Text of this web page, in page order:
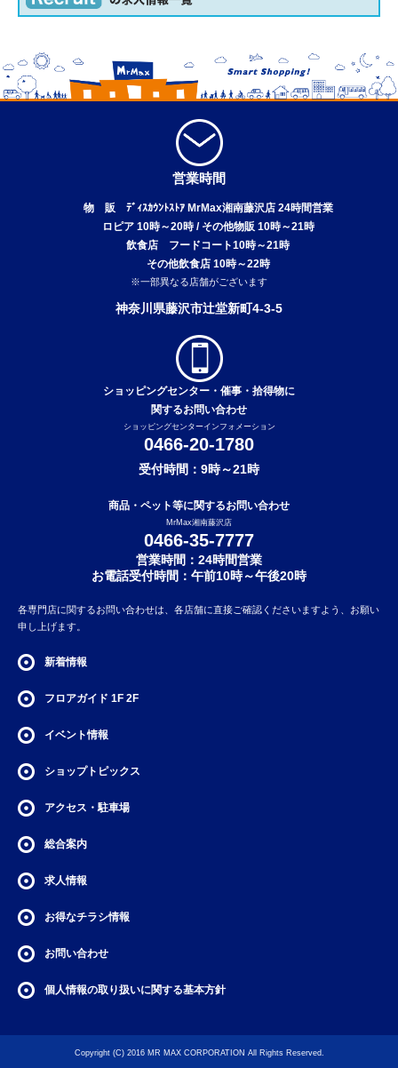
営業時間
物 販 ﾃﾞｨｽｶｳﾝﾄｽﾄｱ MrMax湘南藤沢店 24時間営業
ロピア 10時～20時 / その他物販 10時～21時
飲食店 フードコート10時～21時
その他飲食店 10時～22時
※一部異なる店舗がございます
神奈川県藤沢市辻堂新町4-3-5
ショッピングセンター・催事・拾得物に
関するお問い合わせ
ショッピングセンターインフォメーション
0466-20-1780
受付時間：9時～21時
商品・ペット等に関するお問い合わせ
MrMax湘南藤沢店
0466-35-7777
営業時間：24時間営業
お電話受付時間：午前10時～午後20時
各専門店に関するお問い合わせは、各店舗に直接ご確認くださいますよう、お願い
申し上げます。
新着情報
フロアガイド 1F 2F
イベント情報
ショップトピックス
アクセス・駐車場
総合案内
求人情報
お得なチラシ情報
お問い合わせ
個人情報の取り扱いに関する基本方針
Copyright (C) 2016 MR MAX CORPORATION All Rights Reserved.